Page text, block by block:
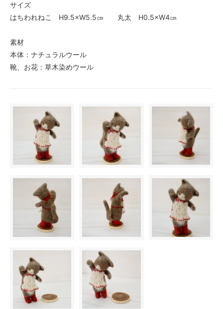
サイズ
はちわれねこ H9.5×W5.5㎝ 丸太 H0.5×W4㎝
素材
本体：ナチュラルウール
靴、お花：草木染めウール